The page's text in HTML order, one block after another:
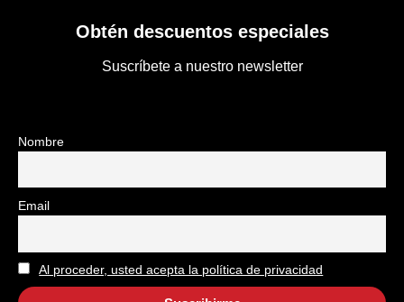
Obtén descuentos especiales
Suscríbete a nuestro newsletter
Nombre
Email
Al proceder, usted acepta la política de privacidad